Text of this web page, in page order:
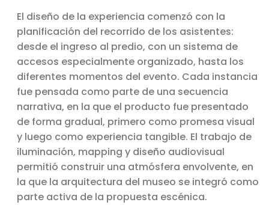
El diseño de la experiencia comenzó con la
planificación del recorrido de los asistentes:
desde el ingreso al predio, con un sistema de
accesos especialmente organizado, hasta los
diferentes momentos del evento. Cada instancia
fue pensada como parte de una secuencia
narrativa, en la que el producto fue presentado
de forma gradual, primero como promesa visual
y luego como experiencia tangible. El trabajo de
iluminación, mapping y diseño audiovisual
permitió construir una atmósfera envolvente, en
la que la arquitectura del museo se integró como
parte activa de la propuesta escénica.